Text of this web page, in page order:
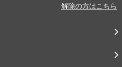
解除の方はこちら